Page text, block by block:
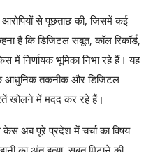
से पूछताछ की, जिसमें कई
है कि डिजिटल सबूत, कॉल रिकॉर्ड,
निर्णायक भूमिका निभा रहे हैं। यह
आधुनिक तकनीक और डिजिटल
खोलने में मदद कर रहे हैं।
अब पूरे प्रदेश में चर्चा का विषय